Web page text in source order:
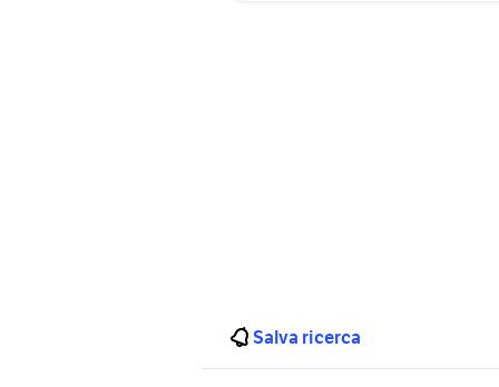
Salva ricerca